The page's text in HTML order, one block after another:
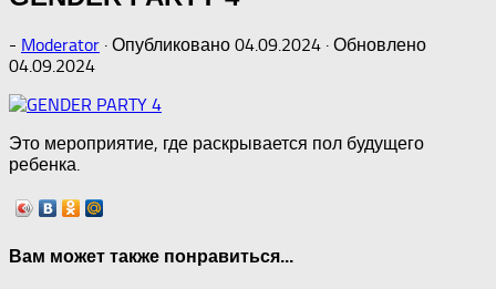
- Moderator · Опубликовано 04.09.2024 · Обновлено
04.09.2024
Это мероприятие, где раскрывается пол будущего
ребенка.
Вам может также понравиться...